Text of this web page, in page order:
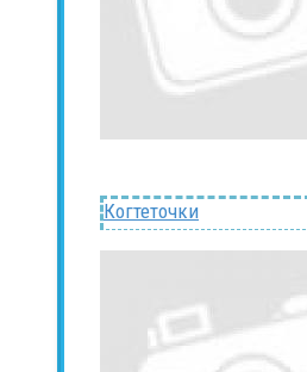
Когтеточки